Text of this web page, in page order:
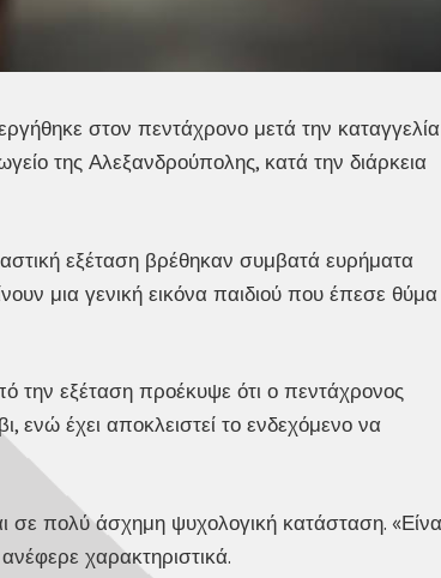
στον πεντάχρονο μετά την καταγγελία
της Αλεξανδρούπολης, κατά την διάρκεια
εξέταση βρέθηκαν συμβατά ευρήματα
μια γενική εικόνα παιδιού που έπεσε θύμα
την εξέταση προέκυψε ότι ο πεντάχρονος
ενώ έχει αποκλειστεί το ενδεχόμενο να
σε πολύ άσχημη ψυχολογική κατάσταση.
χαρακτηριστικά.